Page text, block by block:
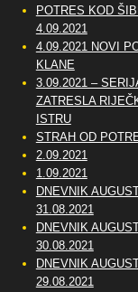
POTRES KOD
4.09.2021
4.09.2021 NOVI
KLANE
3.09.2021 –
ZATRESLA
ISTRU
STRAH OD
2.09.2021
1.09.2021
DNEVNIK
31.08.2021
DNEVNIK
30.08.2021
DNEVNIK
29.08.2021